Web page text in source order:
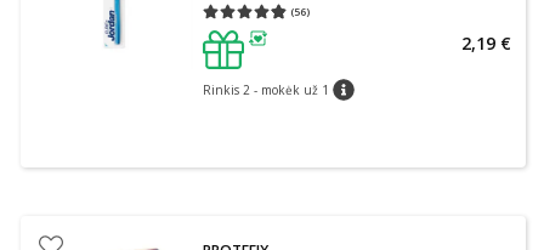
(56)
Vidutinis įvertinimas 4.80
patarimas
Rinkis 2 - mokėk už 1 patarimas
2,19 €